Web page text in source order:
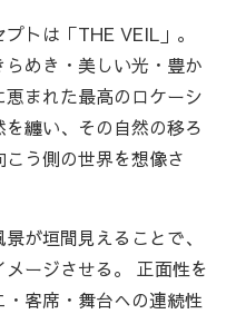
トは「THE VEIL」。
めき・美しい光・豊か
まれた最高のロケーシ
纏い、その自然の移ろ
う側の世界を想像さ
が垣間見えることで、
ージさせる。 正面性を
客席・舞台への連続性